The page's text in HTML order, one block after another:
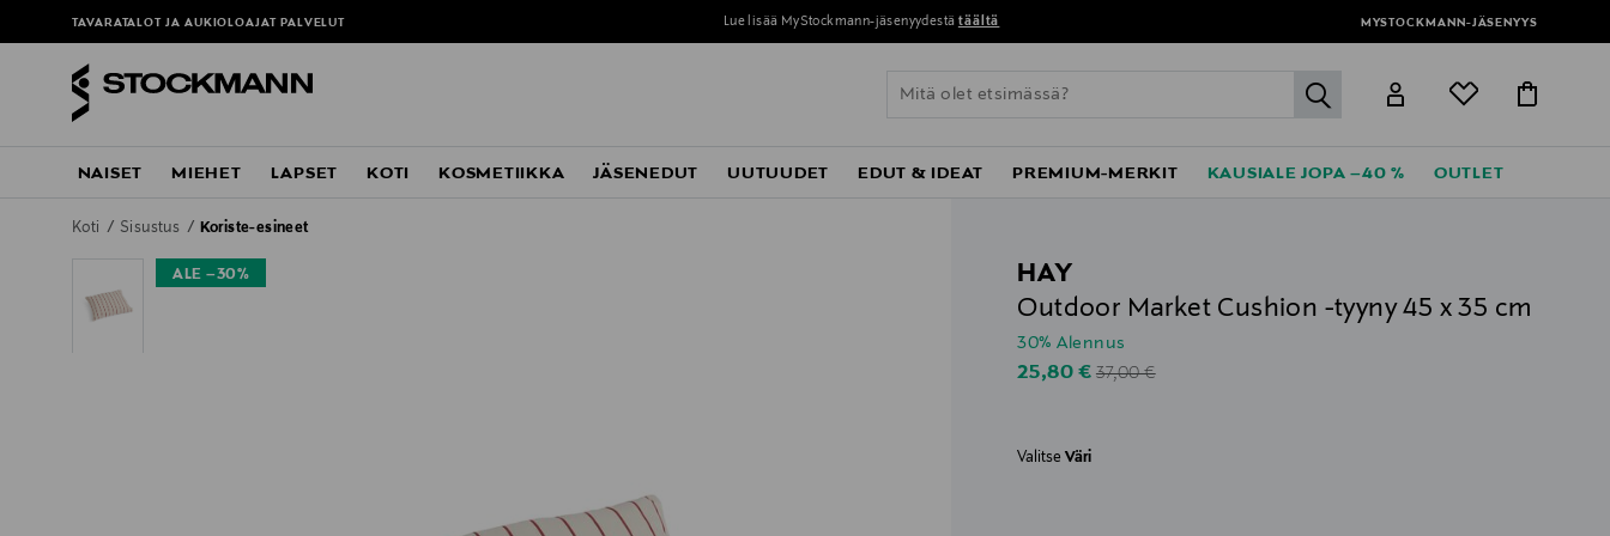
TAVARATALOT JA AUKIOLOAJAT PALVELUT Lue lisää MyStockmann-jäsenyydestä täältä MYSTOCKMANN-JÄSENYYS
label.header.go
NAISET MIEHET LAPSET KOTI KOSMETIIKKA JÄSENEDUT UUTUUDET EDUT & IDEAT PREMIUM-MERKIT KAUSIALE JOPA –40 % OUTLET
Koti Sisustus Koriste-esineet
ALE –30%
HAY
Outdoor Market Cushion -tyyny 45 x 35 cm
30% Alennus
Discounted Price
25,80 € Original Price
37,00 €
ValitseVäri